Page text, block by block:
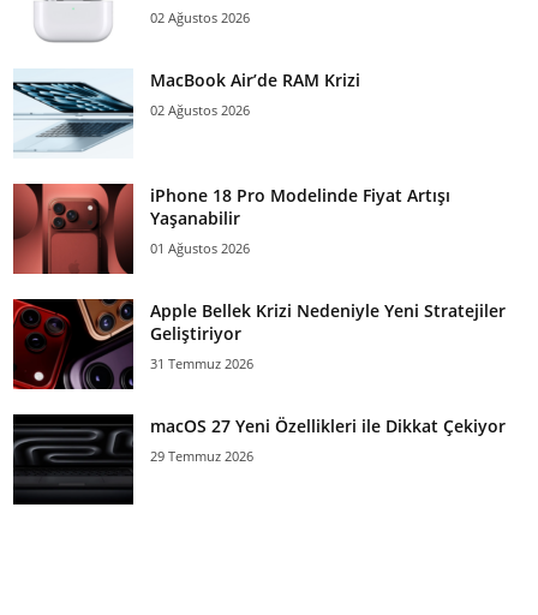
02 Ağustos 2026
MacBook Air’de RAM Krizi
02 Ağustos 2026
iPhone 18 Pro Modelinde Fiyat Artışı
Yaşanabilir
01 Ağustos 2026
Apple Bellek Krizi Nedeniyle Yeni Stratejiler
Geliştiriyor
31 Temmuz 2026
macOS 27 Yeni Özellikleri ile Dikkat Çekiyor
29 Temmuz 2026